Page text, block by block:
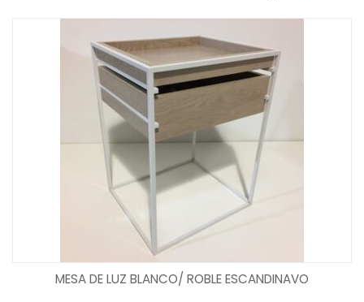
MESA DE LUZ BLANCO/ ROBLE ESCANDINAVO